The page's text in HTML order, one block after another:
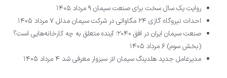
روایت یک سال سخت برای صنعت سیمان۹ مرداد ۱۴۰۵
احداث نیروگاه گازی ۲۴ مگاواتی در شرکت سیمان مدلل
۷ مرداد ۱۴۰۵
صنعت سیمان ایران در افق ۲۰۴۰؛ آینده متعلق به چه کارخانه‌هایی است؟
(بخش سوم)۶ مرداد ۱۴۰۵
مدیرعامل جدید هلدینگ سیمان لار سبزوار معرفی شد ۴ مرداد ۱۴۰۵